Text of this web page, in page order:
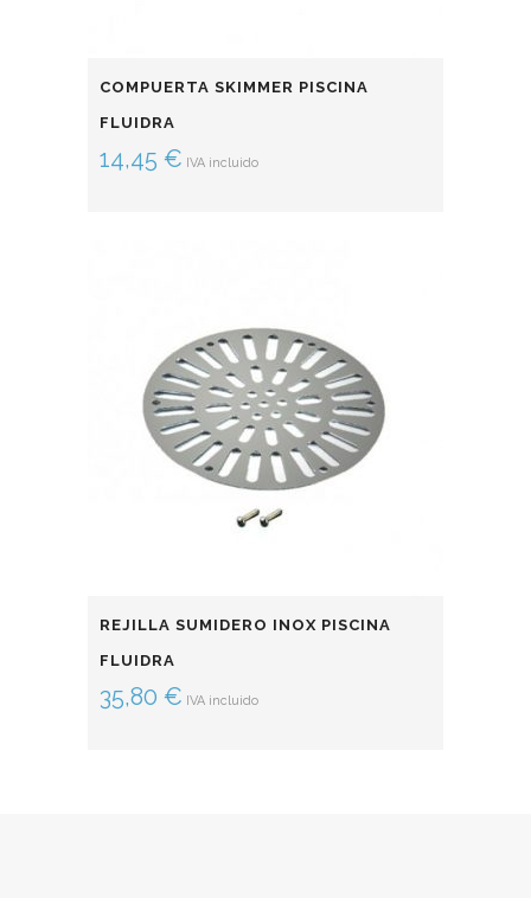
COMPUERTA SKIMMER PISCINA
FLUIDRA
14,45 € IVA incluido
REJILLA SUMIDERO INOX PISCINA
FLUIDRA
35,80 € IVA incluido